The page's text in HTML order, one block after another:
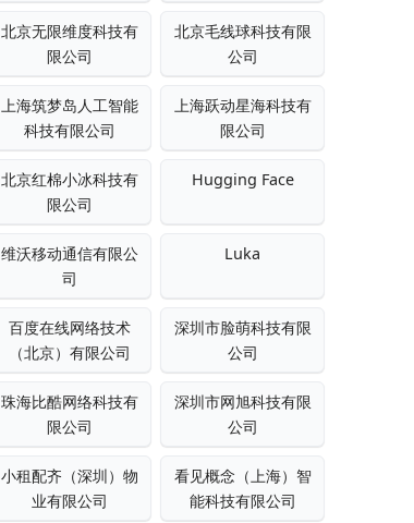
北京无限维度科技有
限公司
北京毛线球科技有限
公司
上海筑梦岛人工智能
科技有限公司
上海跃动星海科技有
限公司
北京红棉小冰科技有
限公司
Hugging Face
维沃移动通信有限公
司
Luka
百度在线网络技术
（北京）有限公司
深圳市脸萌科技有限
公司
珠海比酷网络科技有
限公司
深圳市网旭科技有限
公司
小租配齐（深圳）物
业有限公司
看见概念（上海）智
能科技有限公司